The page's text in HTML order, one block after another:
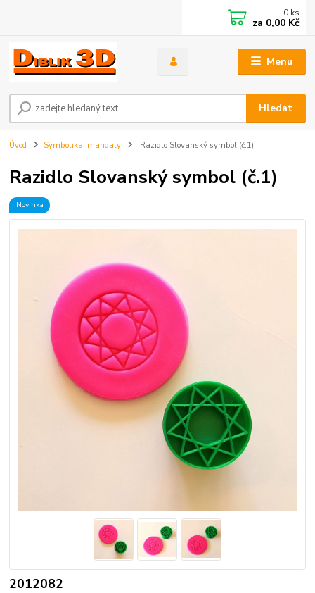
Menu
Hledat
0 ks
za 0,00 Kč
Úvod Symbolika, mandaly Razidlo Slovanský symbol (č.1)
Razidlo Slovanský symbol (č.1)
Novinka
2012082